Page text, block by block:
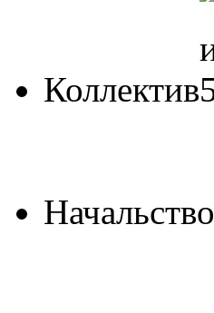
Коллектив
Начальство